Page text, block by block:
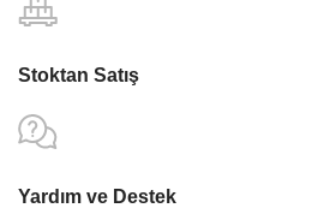
Stoktan Satış
Yardım ve Destek